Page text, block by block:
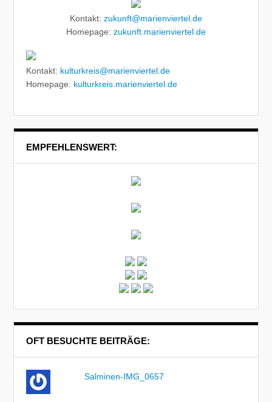
Kontakt: zukunft@marienviertel.de
Homepage: zukunft.marienviertel.de
Kontakt: kulturkreis@marienviertel.de
Homepage: kulturkreis.marienviertel.de
EMPFEHLENSWERT:
OFT BESUCHTE BEITRÄGE:
Salminen-IMG_0657